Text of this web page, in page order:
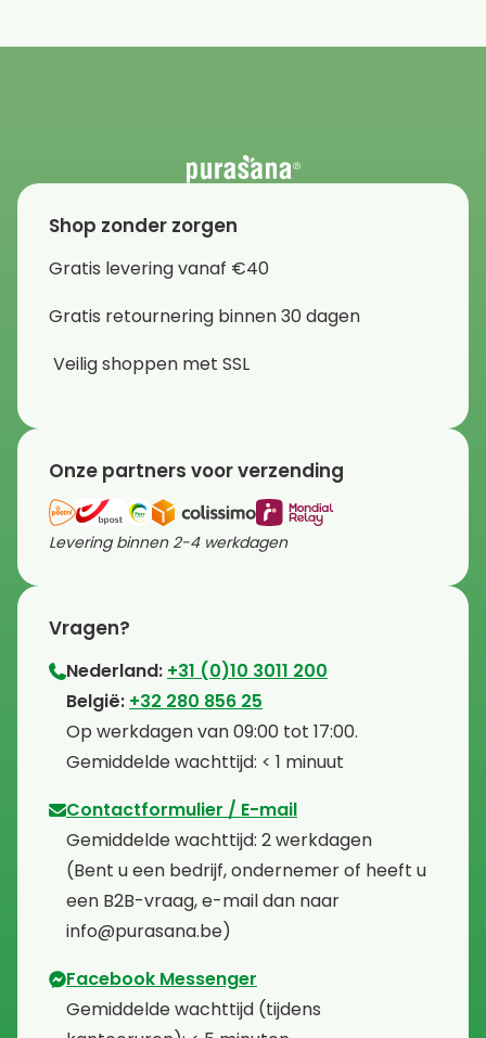
Shop zonder zorgen
Gratis levering vanaf €40
Gratis retournering binnen 30 dagen
Veilig shoppen met SSL
Onze partners voor verzending
Levering binnen 2-4 werkdagen
Vragen?
Nederland: +31 (0)10 3011 200
⁠België: +32 280 856 25
⁠⁠Op werkdagen van 09:00 tot 17:00.
⁠Gemiddelde wachttijd: < 1 minuut
Contactformulier / E-mail
⁠Gemiddelde wachttijd: 2 werkdagen
⁠(Bent u een bedrijf, ondernemer of heeft u
een B2B-vraag, e-mail dan naar
info@purasana.be)
Facebook Messenger
⁠Gemiddelde wachttijd (tijdens